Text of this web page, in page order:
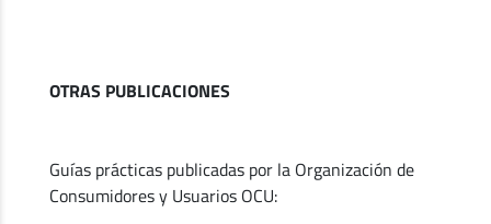
OTRAS PUBLICACIONES
Guías prácticas publicadas por la Organización de
Consumidores y Usuarios OCU: